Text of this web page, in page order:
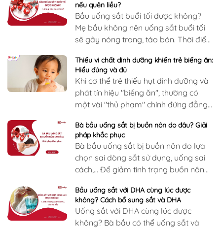
nếu quên liều?
Bầu uống sắt buổi tối được không?
Mẹ bầu không nên uống sắt buổi tối
sẽ gây nóng trong, táo bón. Thời điểm
Thiếu vi chất dinh dưỡng khiến trẻ biếng ăn:
Hiểu đúng và đủ
Khi cơ thể trẻ thiếu hụt dinh dưỡng và
phát tín hiệu "biếng ăn", thường có
một vài "thủ phạm" chính đứng đằng
hụt này và xử trí phù hợp là vô cùng
quan trọng.
Bà bầu uống sắt bị buồn nôn do đâu? Giải
pháp khắc phục
Bà bầu uống sắt bị buồn nôn do lựa
chọn sai dòng sắt sử dụng, uống sai
cách,... Để giảm tình trạng buồn nôn
hợp,...
Bầu uống sắt với DHA cùng lúc được
không? Cách bổ sung sắt và DHA
Uống sắt với DHA cùng lúc được
không? Bà bầu có thể uống sắt và